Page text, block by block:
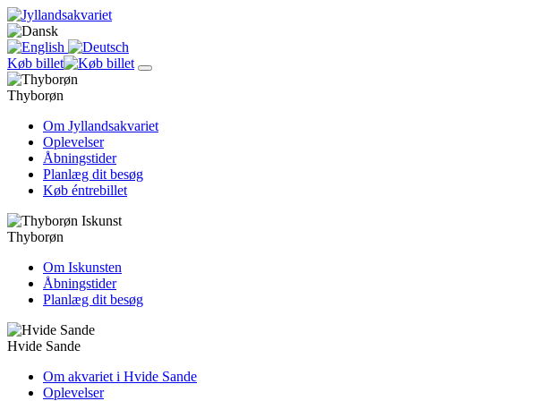
Køb billet
Thyborøn
Om Jyllandsakvariet
Oplevelser
Åbningstider
Planlæg dit besøg
Køb éntrebillet
Thyborøn
Om Iskunsten
Åbningstider
Planlæg dit besøg
Hvide Sande
Om akvariet i Hvide Sande
Oplevelser